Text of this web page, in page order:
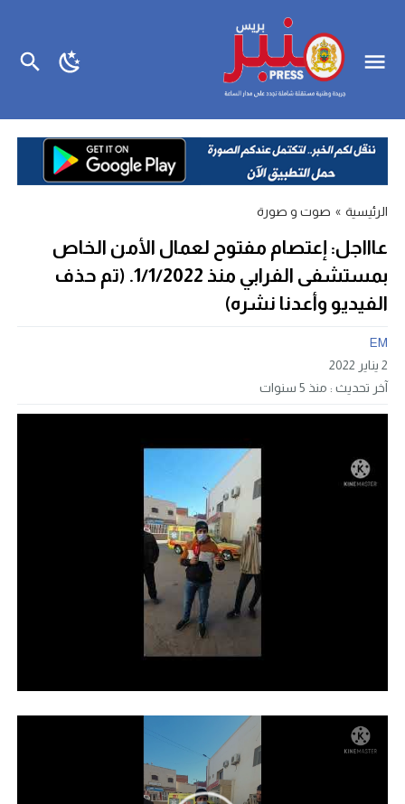
الرئيسية » صوت و صورة
عاااجل: إعتصام مفتوح لعمال الأمن الخاص
بمستشفى الفرابي منذ 1/1/2022. (تم حذف
الفيديو وأعدنا نشره)
EM
2 يناير 2022
آخر تحديث : منذ 5 سنوات